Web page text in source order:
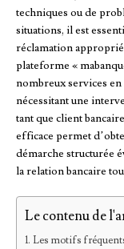
techniques ou de
situations, il est
réclamation
plateforme «
nombreux services
nécessitant une
tant que client
efficace permet
démarche structurée
la relation bancaire
Le contenu de
Les motifs